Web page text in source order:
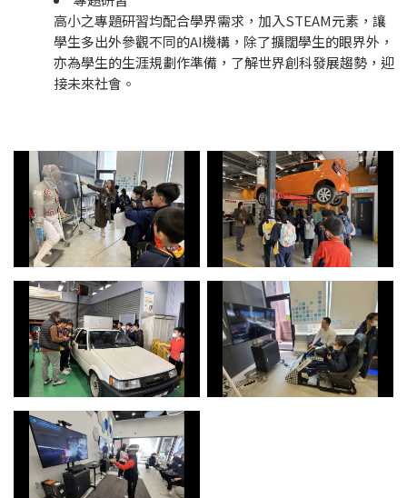
高小之專題研習均配合學界需求，加入STEAM元素，讓
學生多出外參觀不同的AI機構，除了擴闊學生的眼界外，
亦為學生的生涯規劃作準備，了解世界創科發展趨勢，迎
接未來社會。